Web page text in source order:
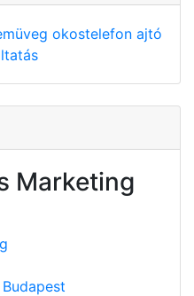
okostelefon ajtó
Marketing